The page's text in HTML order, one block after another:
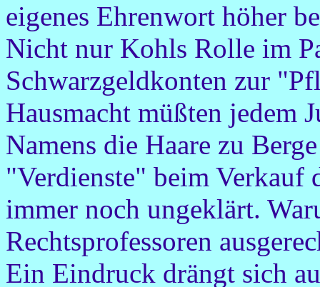
eigenes Ehrenwort höher
Nicht nur Kohls Rolle im
Schwarzgeldkonten zur
Hausmacht müßten jedem
Namens die Haare zu
"Verdienste" beim Verkauf
immer noch ungeklärt.
Rechtsprofessoren
Ein Eindruck drängt sich